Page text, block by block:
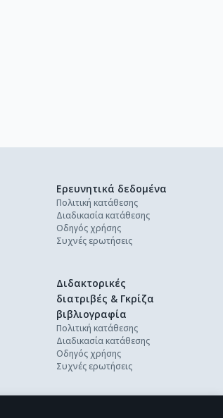
Ερευνητικά δεδομένα
Πολιτική κατάθεσης
Διαδικασία κατάθεσης
Οδηγός χρήσης
Συχνές ερωτήσεις
Διδακτορικές
διατριβές & Γκρίζα
βιβλιογραφία
Πολιτική κατάθεσης
Διαδικασία κατάθεσης
Οδηγός χρήσης
Συχνές ερωτήσεις